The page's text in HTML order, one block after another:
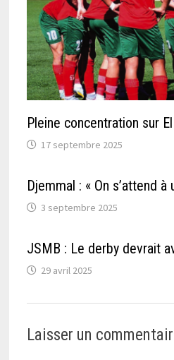
Pleine concentration sur
17 septembre 2025
Djemmal : « On s’attend
3 septembre 2025
JSMB : Le derby devrait
29 avril 2025
Laisser un